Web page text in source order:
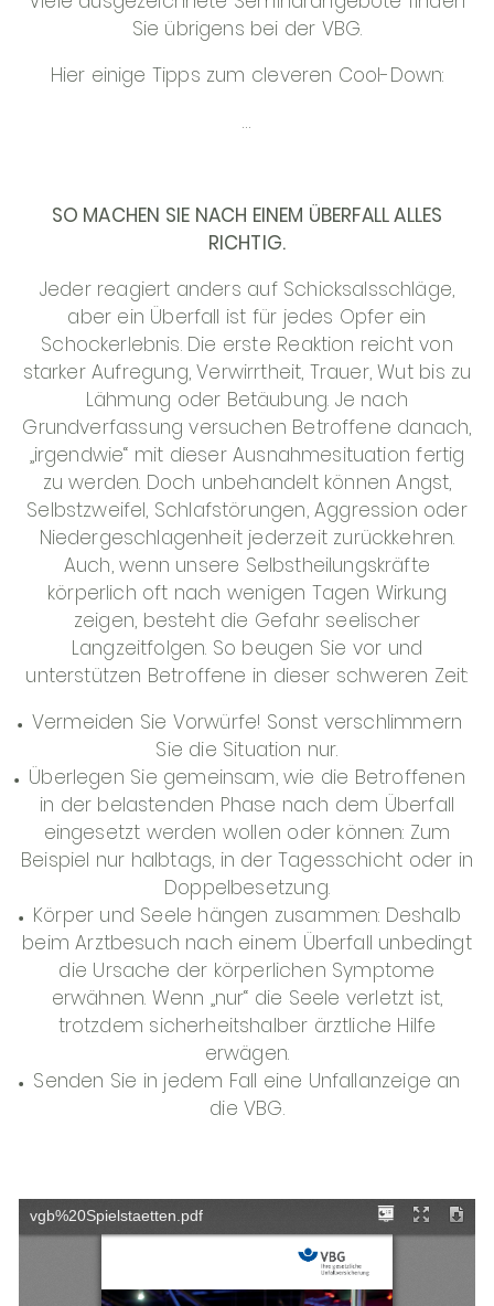
Sie übrigens bei der VBG.
Hier einige Tipps zum cleveren Cool-Down:
…
SO MACHEN SIE NACH EINEM ÜBERFALL ALLES
RICHTIG.
Jeder reagiert anders auf Schicksalsschläge,
aber ein Überfall ist für jedes Opfer ein
Schockerlebnis. Die erste Reaktion reicht von
starker Aufregung, Verwirrtheit, Trauer, Wut bis zu
Lähmung oder Betäubung. Je nach
Grundverfassung versuchen Betroffene danach,
„irgendwie“ mit dieser Ausnahmesituation fertig
zu werden. Doch unbehandelt können Angst,
Selbstzweifel, Schlafstörungen, Aggression oder
Niedergeschlagenheit jederzeit zurückkehren.
Auch, wenn unsere Selbstheilungskräfte
körperlich oft nach wenigen Tagen Wirkung
zeigen, besteht die Gefahr seelischer
Langzeitfolgen. So beugen Sie vor und
unterstützen Betroffene in dieser schweren Zeit:
Vermeiden Sie Vorwürfe! Sonst verschlimmern
Sie die Situation nur.
Überlegen Sie gemeinsam, wie die Betroffenen
in der belastenden Phase nach dem Überfall
eingesetzt werden wollen oder können: Zum
Beispiel nur halbtags, in der Tagesschicht oder in
Doppelbesetzung.
Körper und Seele hängen zusammen: Deshalb
beim Arztbesuch nach einem Überfall unbedingt
die Ursache der körperlichen Symptome
erwähnen. Wenn „nur“ die Seele verletzt ist,
trotzdem sicherheitshalber ärztliche Hilfe
erwägen.
Senden Sie in jedem Fall eine Unfallanzeige an
die VBG.